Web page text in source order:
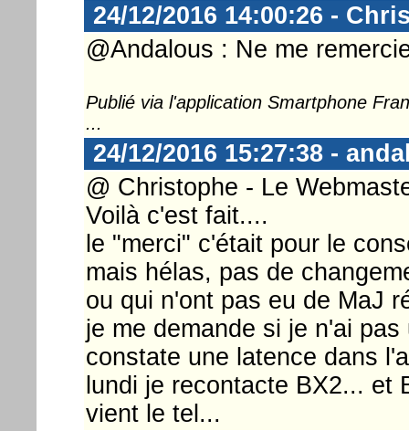
24/12/2016 14:00:26 -
@Andalous : Ne me
Publié via l'application Smartphone
...
24/12/2016 15:27:38 -
@ Christophe - Le
Voilà c'est fait....
le "merci" c'était pour le
mais hélas, pas de
ou qui n'ont pas eu de MaJ
je me demande si je n'ai
constate une latence dans
lundi je recontacte BX2... et
vient le tel...